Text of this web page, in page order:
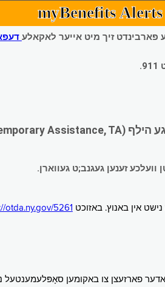
myBenefits Alerts
פארבינדט זיך מיט אייער לאקאלע
otda.ny.gov/5261